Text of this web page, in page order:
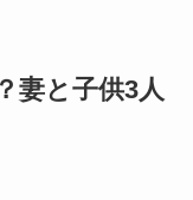
妻と子供3人